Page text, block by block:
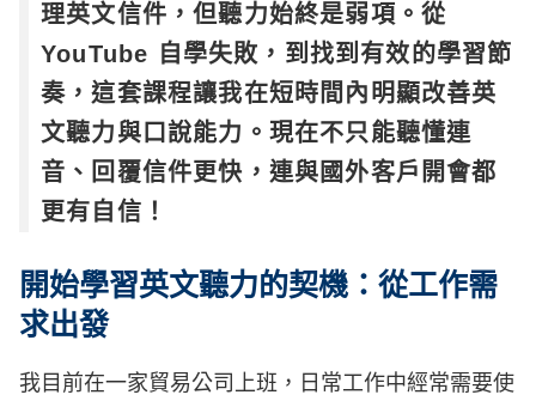
理英文信件，但聽力始終是弱項。從
YouTube 自學失敗，到找到有效的學習節
奏，這套課程讓我在短時間內明顯改善英
文聽力與口說能力。現在不只能聽懂連
音、回覆信件更快，連與國外客戶開會都
更有自信！
開始學習英文聽力的契機：從工作需
求出發
我目前在一家貿易公司上班，日常工作中經常需要使